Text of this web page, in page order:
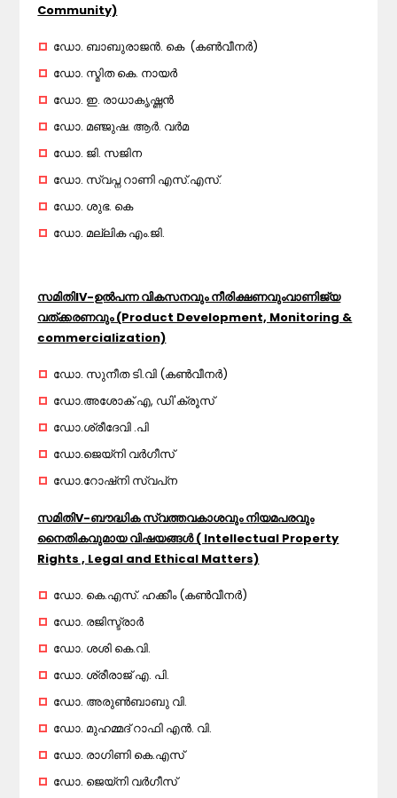
Community)
ഡോ. ബാബുരാജൻ. കെ (കൺവീനർ)
ഡോ. സ്മിത കെ. നായർ
ഡോ. ഇ. രാധാകൃഷ്ണൻ
ഡോ. മഞ്ജുഷ. ആർ. വർമ
ഡോ. ജി. സജിന
ഡോ. സ്വപ്ന റാണി എസ്.എസ്.
ഡോ. ശുഭ. കെ
ഡോ. മല്ലിക എം.ജി.
സമിതിIV-ഉൽപന്ന വികസനവും നീരിക്ഷണവുംവാണിജ്യ
വത്‌ക്കരണവും (Product Development, Monitoring &
commercialization)
ഡോ. സുനീത ടി.വി (കൺവീനർ)
ഡോ.അശോക് എ, ഡി'ക്രൂസ്
ഡോ.ശ്രീദേവി .പി
ഡോ.ജെയ്‌നി വർഗീസ്
ഡോ.റോഷ്‌നി സ്വപ്‌ന
സമിതിV-ബൗദ്ധിക സ്വത്തവകാശവും നിയമപരവും
നൈതികവുമായ വിഷയങ്ങൾ ( Intellectual Property
Rights , Legal and Ethical Matters)
ഡോ. കെ.എസ്. ഹക്കീം (കൺവീനർ)
ഡോ. രജിസ്ട്രാർ
ഡോ. ശശി കെ.വി.
ഡോ. ശ്രീരാജ് എ. പി.
ഡോ. അരുൺബാബു വി.
ഡോ. മുഹമ്മദ് റാഫി എൻ. വി.
ഡോ. രാഗിണി കെ.എസ്
ഡോ. ജെയ്‌നി വർഗീസ്